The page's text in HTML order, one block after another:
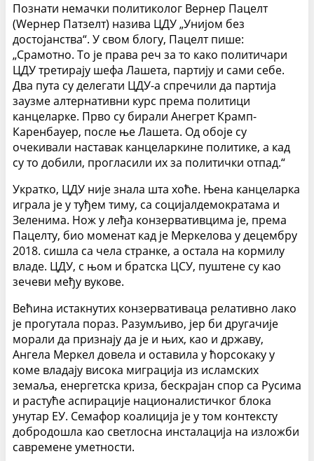
Познати немачки политиколог Вернер Пацелт
(Wернер Патзелт) назива ЦДУ „Унијом без
достојанства“. У свом блогу, Пацелт пише:
„Срамотно. То је права реч за то како политичари
ЦДУ третирају шефа Лашета, партију и сами себе.
Два пута су делегати ЦДУ-а спречили да партија
заузме алтернативни курс према политици
канцеларке. Прво су бирали Анегрет Крамп-
Каренбауер, после ње Лашета. Од обоје су
очекивали наставак канцеларкине политике, а кад
су то добили, прогласили их за политички отпад.“
Укратко, ЦДУ није знала шта хоће. Њена канцеларка
играла је у туђем тиму, са социјалдемократама и
Зеленима. Нож у леђа конзервативцима је, према
Пацелту, био моменат кад је Меркелова у децембру
2018. сишла са чела странке, а остала на кормилу
владе. ЦДУ, с њом и братска ЦСУ, пуштене су као
зечеви међу вукове.
Већина истакнутих конзервативаца релативно лако
је прогутала пораз. Разумљиво, јер би другачије
морали да признају да је и њих, као и државу,
Ангела Меркел довела и оставила у ћорсокаку у
коме владају висока миграција из исламских
земаља, енергетска криза, бескрајан спор са Русима
и растуће аспирације националистичког блока
унутар ЕУ. Семафор коалиција је у том контексту
добродошла као светлосна инсталација на изложби
савремене уметности.